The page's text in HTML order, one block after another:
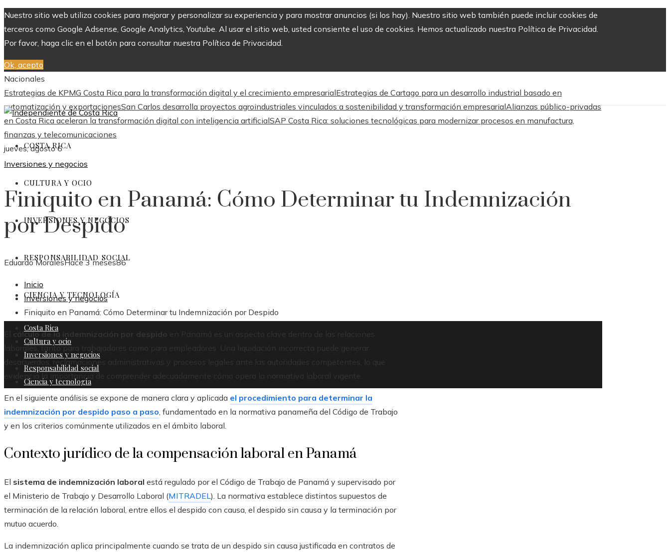
Nuestro sitio web utiliza cookies para mejorar y personalizar su experiencia y para mostrar anuncios (si los hay). Nuestro sitio web también puede incluir cookies de
terceros como Google Adsense, Google Analytics, Youtube. Al usar el sitio web, usted consiente el uso de cookies. Hemos actualizado nuestra Política de Privacidad.
Por favor, haga clic en el botón para consultar nuestra Política de Privacidad.
Ok, acepto
Nacionales
Estrategias de KPMG Costa Rica para la transformación digital y el crecimiento empresarialEstrategias de Cartago para un desarrollo industrial basado en
automatización y exportacionesSan Carlos desarrolla proyectos agroindustriales vinculados a sostenibilidad y transformación empresarialAlianzas público-privadas
en Costa Rica aceleran la transformación digital con inteligencia artificialSAP Costa Rica: soluciones tecnológicas para modernizar procesos en manufactura,
finanzas y telecomunicaciones
jueves, agosto 6
COSTA RICA
CULTURA Y OCIO
INVERSIONES Y NEGOCIOS
RESPONSABILIDAD SOCIAL
CIENCIA Y TECNOLOGÍA
Costa Rica
Cultura y ocio
Inversiones y negocios
Responsabilidad social
Ciencia y tecnología
Inversiones y negocios
Finiquito en Panamá: Cómo Determinar tu Indemnización
por Despido
Eduardo MoralesHace 3 meses86
Inicio
Inversiones y negocios
Finiquito en Panamá: Cómo Determinar tu Indemnización por Despido
El cálculo de la indemnización por despido
en Panamá es un aspecto clave dentro de las relaciones
laborales, tanto para trabajadores como para empleadores. Una liquidación incorrecta puede generar
desacuerdos, reclamaciones administrativas y procesos legales ante las autoridades competentes, lo que
evidencia la importancia de comprender adecuadamente cómo opera la normativa laboral vigente.
En el siguiente análisis se expone de manera clara y aplicada el procedimiento para determinar la
indemnización por despido paso a paso, fundamentado en la normativa panameña del Código de Trabajo
y en los criterios comúnmente utilizados en el ámbito laboral.
Contexto jurídico de la compensación laboral en Panamá
El sistema de indemnización laboral está regulado por el Código de Trabajo de Panamá y supervisado por
el Ministerio de Trabajo y Desarrollo Laboral (MITRADEL). La normativa establece distintos supuestos de
terminación de la relación laboral, entre ellos el despido con causa, el despido sin causa y la terminación por
mutuo acuerdo.
La indemnización aplica principalmente cuando se trata de un despido sin causa justificada en contratos de